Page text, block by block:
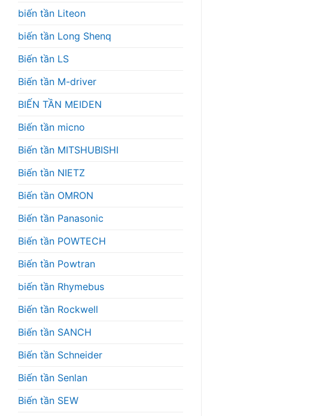
biến tần Liteon
biến tần Long Shenq
Biến tần LS
Biến tần M-driver
BIẾN TẦN MEIDEN
Biến tần micno
Biến tần MITSHUBISHI
Biến tần NIETZ
Biến tần OMRON
Biến tần Panasonic
Biến tần POWTECH
Biến tần Powtran
biến tần Rhymebus
Biến tần Rockwell
Biến tần SANCH
Biến tần Schneider
Biến tần Senlan
Biến tần SEW